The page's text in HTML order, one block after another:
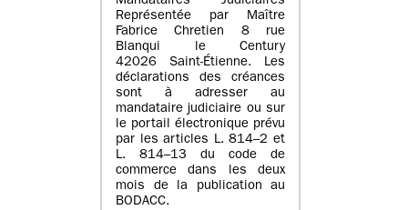
Représentée par Maître
Fabrice Chretien 8 rue
Blanqui le Century
42026 Saint-Étienne. Les
déclarations des créances
sont à adresser au
mandataire judiciaire ou sur
le portail électronique prévu
par les articles L. 814–2 et
L. 814–13 du code de
commerce dans les deux
mois de la publication au
BODACC.